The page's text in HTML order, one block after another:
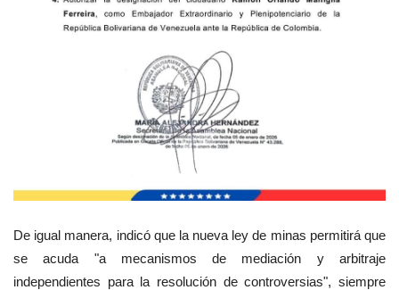
De igual manera, indicó que la nueva ley de minas permitirá que
se acuda "a mecanismos de mediación y arbitraje
independientes para la resolución de controversias", siempre